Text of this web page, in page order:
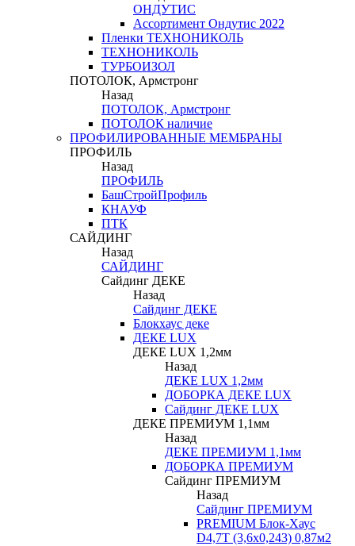
ОНДУТИС
Ассортимент Ондутис 2022
Пленки ТЕХНОНИКОЛЬ
ТЕХНОНИКОЛЬ
ТУРБОИЗОЛ
ПОТОЛОК, Армстронг
Назад
ПОТОЛОК, Армстронг
ПОТОЛОК наличие
ПРОФИЛИРОВАННЫЕ МЕМБРАНЫ
ПРОФИЛЬ
Назад
ПРОФИЛЬ
БашСтройПрофиль
КНАУФ
ПТК
САЙДИНГ
Назад
САЙДИНГ
Сайдинг ДЕКЕ
Назад
Сайдинг ДЕКЕ
Блокхаус деке
ДЕКЕ LUX
ДЕКЕ LUX 1,2мм
Назад
ДЕКЕ LUX 1,2мм
ДОБОРКА ДЕКЕ LUX
Сайдинг ДЕКЕ LUX
ДЕКЕ ПРЕМИУМ 1,1мм
Назад
ДЕКЕ ПРЕМИУМ 1,1мм
ДОБОРКА ПРЕМИУМ
Сайдинг ПРЕМИУМ
Назад
Сайдинг ПРЕМИУМ
PREMIUM Блок-Хаус
D4,7T (3,6х0,243) 0,87м2